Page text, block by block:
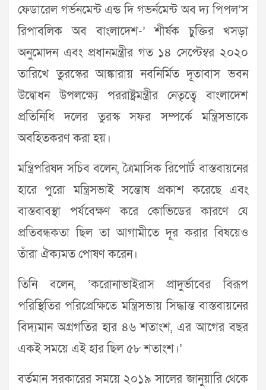
ফেডারেল গর্ভনমেন্ট এন্ড দি গভর্নমেন্ট অব দ্য পিপল’স
রিপাবলিক অব বাংলাদেশ-’ শীর্ষক চুক্তির খসড়া
অনুমোদন এবং প্রধানমন্ত্রীর গত ১৪ সেপ্টেম্বর ২০২০
তারিখে তুরস্কের আঙ্কারায় নবনির্মিত দূতাবাস ভবন
উদ্বোধন উপলক্ষ্যে পররাষ্ট্রমন্ত্রীর নেতৃত্বে বাংলাদেশ
প্রতিনিধি দলের তুরস্ক সফর সম্পর্কে মন্ত্রিসভাকে
অবহিতকরণ করা হয়।
মন্ত্রিপরিষদ সচিব বলেন, ত্রৈমাসিক রিপোর্ট বাস্তবায়নের
হারে পুরো মন্ত্রিসভাই সন্তোষ প্রকাশ করেছে এবং
বাস্তবাবস্থা পর্যবেক্ষণ করে কোভিডের কারণে যে
প্রতিবন্ধকতা ছিল তা আগামীতে দূর করার বিষয়েও
তাঁরা ঐক্যমত পোষণ করেন।
তিনি বলেন, ‘করোনাভাইরাস প্রাদুর্ভাবের বিরূপ
পরিস্থিতির পরিপ্রেক্ষিতে মন্ত্রিসভায় সিদ্ধান্ত বাস্তবায়নের
বিদ্যমান অগ্রগতির হার ৪৬ শতাংশ, এর আগের বছর
একই সময়ে এই হার ছিল ৫৮ শতাংশ।’
বর্তমান সরকারের সময়ে ২০১৯ সালের জানুয়ারি থেকে